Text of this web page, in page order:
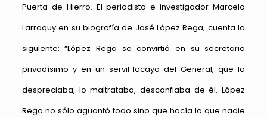
Puerta de Hierro. El periodista e investigador Marcelo
Larraquy en su biografía de José López Rega, cuenta lo
siguiente: “López Rega se convirtió en su secretario
privadísimo y en un servil lacayo del General, que lo
despreciaba, lo maltrataba, desconfiaba de él. López
Rega no sólo aguantó todo sino que hacía lo que nadie